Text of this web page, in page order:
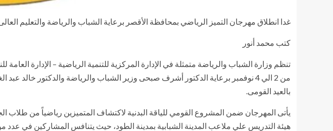
غدا انطلاق مهرجان التميز الرياضي بمحافظة الأقصر برعاية الشباب والرياضة والتعليم
كتب محمد أنور
تنظم وزارة الشباب والرياضة متمثلة في الإدارة المركزية للتنمية الرياضية – الإدارة
من 2 الي 4 نوفمبر برعاية الدكتور أشرف صبحى وزير الشباب والرياضة والدكتور
بالعيد القومى.
هيئة التدريس علي ملاعب المدينة الشبابية بمدينة الطود، حيث يتنافس المشاركين في عدد